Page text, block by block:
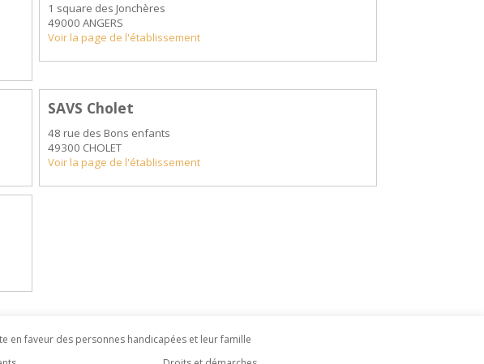
1 square des Jonchères
49000 ANGERS
Voir la page de l'établissement
SAVS Cholet
48 rue des Bons enfants
49300 CHOLET
Voir la page de l'établissement
en faveur des personnes handicapées et leur famille